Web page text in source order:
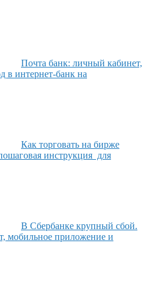
Почта банк: личный кабинет,
в интернет-банк на
Как торговать на бирже
инструкция для
В Сбербанке крупный сбой.
мобильное приложение и